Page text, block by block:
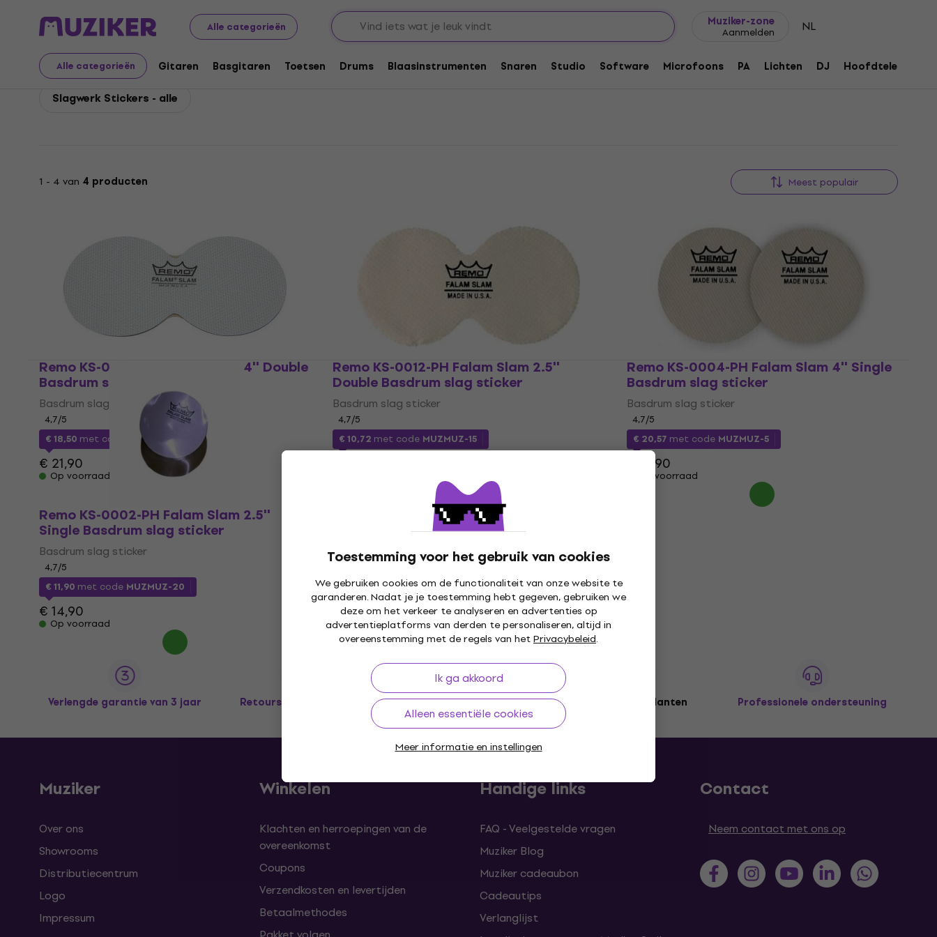
Alle categorieën
Muziker-zone
Aanmelden NL
Alle categorieën Gitaren Basgitaren Toetsen Drums Blaasinstrumenten Snaren Studio Software Microfoons PA Lichten DJ Hoofdtelefoons
Toestemming voor het gebruik van cookies
We gebruiken cookies om de functionaliteit van onze website te
garanderen. Nadat je je toestemming hebt gegeven, gebruiken we
deze om het verkeer te analyseren en advertenties op
advertentieplatforms van derden te personaliseren, altijd in
overeenstemming met de regels van hetPrivacybeleid.
Ik ga akkoord
Alleen essentiële cookies
Meer informatie en instellingen
Remo Drums Drumvellen Remo Slagwerk Stickers
Remo Slagwerk Stickers
Slagwerk Stickers - alle
1 - 4 van 4 producten Meest populair
Remo KS-0006-PH Falam Slam 4'' Double
Basdrum slag sticker
Basdrum slag sticker
4,7/5
€ 18,50 met code MUZMUZ-15
€ 21,90
Op voorraad
Remo KS-0012-PH Falam Slam 2.5''
Double Basdrum slag sticker
Basdrum slag sticker
4,7/5
€ 10,72 met code MUZMUZ-15
Remo KS-0004-PH Falam Slam 4'' Single
Basdrum slag sticker
Basdrum slag sticker
4,7/5
€ 20,57 met code MUZMUZ-5
€ 21,90
Op voorraad
Remo KS-0002-PH Falam Slam 2.5''
Single Basdrum slag sticker
Basdrum slag sticker
4,7/5
€ 11,90 met code MUZMUZ-20
€ 14,90
Op voorraad
Verlengde garantie van 3 jaar Retours tot 30 dagen Gratis verzendingvanaf € 249 +3 miljoen klanten Professionele ondersteuning
Muziker
Over ons
Showrooms
Distributiecentrum
Logo
Impressum
Winkelen
Klachten en herroepingen van de
overeenkomst
Coupons
Verzendkosten en levertijden
Betaalmethodes
Handige links
FAQ - Veelgestelde vragen
Muziker Blog
Muziker cadeaubon
Cadeautips
Verlanglijst
Contact
Neem contact met ons op